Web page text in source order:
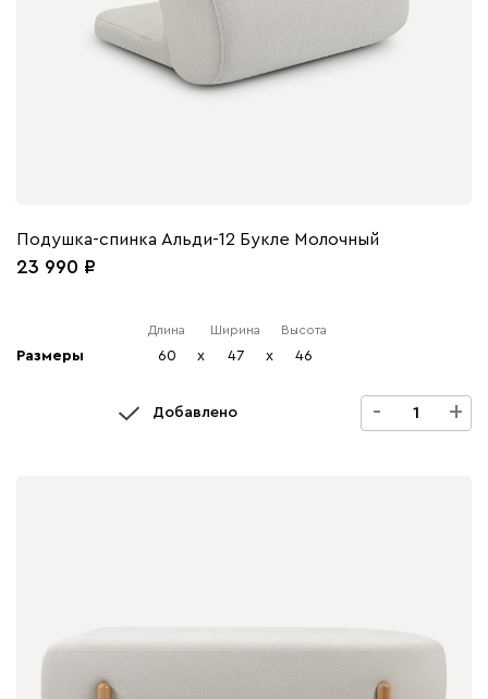
Подушка-спинка Альди-12 Букле Молочный
23 990
Размеры
Длина
60 x
Ширина
47 x
Высота
46
Добавлено - +